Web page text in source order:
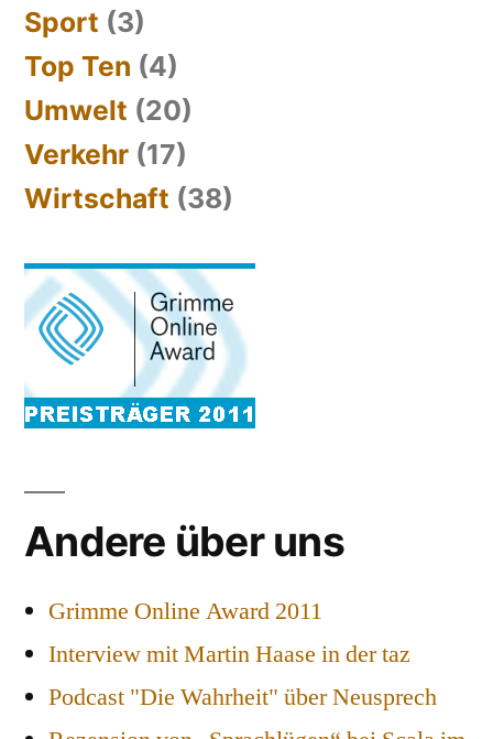
Sport (3)
Top Ten (4)
Umwelt (20)
Verkehr (17)
Wirtschaft (38)
Andere über uns
Grimme Online Award 2011
Interview mit Martin Haase in der taz
Podcast "Die Wahrheit" über Neusprech